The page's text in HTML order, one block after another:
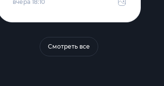
вчера 18:10
Смотреть все